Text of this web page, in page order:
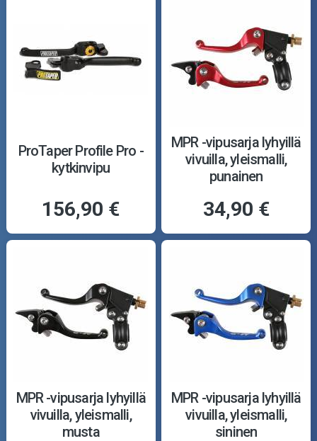
ProTaper Profile Pro -
kytkinvipu
156,90 €
MPR -vipusarja lyhyillä
vivuilla, yleismalli,
punainen
34,90 €
MPR -vipusarja lyhyillä
vivuilla, yleismalli,
musta
MPR -vipusarja lyhyillä
vivuilla, yleismalli,
sininen